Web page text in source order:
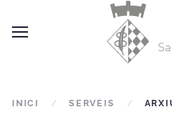
Skip to main content
INICI SERVEIS